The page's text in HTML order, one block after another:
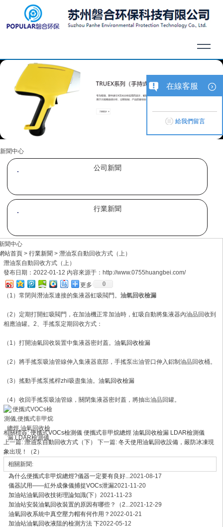
新聞中心
公司新聞
行業新聞
聞中心
站首頁 > 行業新聞 > 潛油泵自動回收方式（上）
潛油泵自動回收方式（上）
發布日期：2022-01-12 內容來源于：http://www.0755huangbei.com/
更多
0
（1）常閉與潛油泵連接的集液器虹吸閥門。 油氣回收檢漏
（2）定期打開虹吸閥門，在加油機正常加油時，虹吸自動將集液器內油品回收到
相應油罐。2、手搖泵定期回收方式：
（1）打開油氣回收裝置中集液器密封蓋。 油氣回收檢漏
（2）將手搖泵吸油管線伸入集液器底部，手搖泵出油管口伸入鋁制油品回收桶。
（3）搖動手搖泵搖桿zhi吸盡集油。 油氣回收檢漏
（4）收回手搖泵吸油管線，關閉集液器密封蓋，將抽出油品回罐。
相關標簽:便攜式VOCs檢測儀 便攜式非甲烷總烴 油氣回收檢漏 LDAR檢測儀
上一篇: 潛油泵自動回收方式（下） 下一篇: 冬天使用油氣回收設備，嚴防冰凍現
象出現！（2）
相關新聞:
為什么便攜式非甲烷總烴?儀器一定要有良好...2021-08-17
儀器試用——紅外成像儀捕捉VOCs泄漏2021-11-20
加油站油氣回收技術理論知識(下） 2021-11-23
加油站安裝油氣回收裝置的原因有哪些？（2...2021-12-29
油氣回收系統中真空壓力帽有何作用？ 2022-01-21
加油站油氣回收液阻的檢測方法 下2022-05-12
在線客服
給我們留言